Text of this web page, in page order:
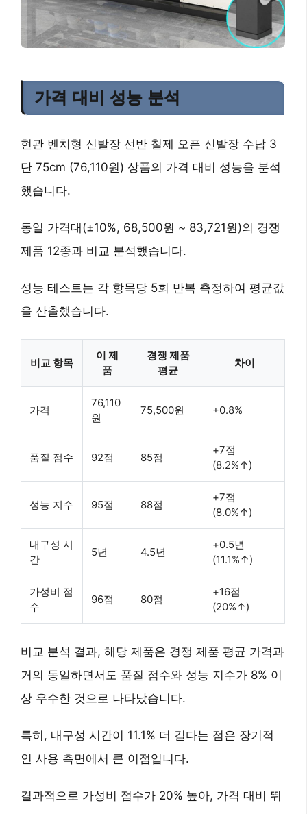
가격 대비 성능 분석
현관 벤치형 신발장 선반 철제 오픈 신발장 수납 3
단 75cm (76,110원) 상품의 가격 대비 성능을 분석
했습니다.
동일 가격대(±10%, 68,500원 ~ 83,721원)의 경쟁
제품 12종과 비교 분석했습니다.
성능 테스트는 각 항목당 5회 반복 측정하여 평균값
을 산출했습니다.
비교 항목
이 제
품
경쟁 제품
평균
차이
가격
76,110
원
75,500원 +0.8%
품질 점수 92점 85점
+7점
(8.2%↑)
성능 지수 95점 88점
+7점
(8.0%↑)
내구성 시
간
5년 4.5년
+0.5년
(11.1%↑)
가성비 점
수
96점 80점
+16점
(20%↑)
비교 분석 결과, 해당 제품은 경쟁 제품 평균 가격과
거의 동일하면서도 품질 점수와 성능 지수가 8% 이
상 우수한 것으로 나타났습니다.
특히, 내구성 시간이 11.1% 더 길다는 점은 장기적
인 사용 측면에서 큰 이점입니다.
결과적으로 가성비 점수가 20% 높아, 가격 대비 뛰